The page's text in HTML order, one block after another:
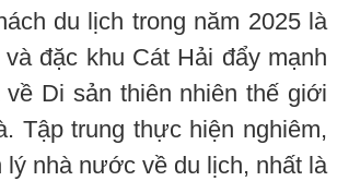
du lịch trong năm 2025 là
đặc khu Cát Hải đẩy mạnh
Di sản thiên nhiên thế giới
Tập trung thực hiện nghiêm,
lý nhà nước về du lịch, nhất là